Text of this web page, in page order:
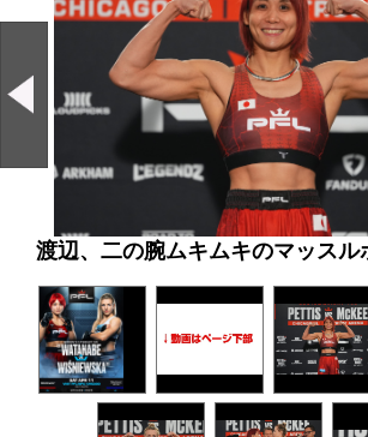
渡辺、二の腕ムキムキのマッス